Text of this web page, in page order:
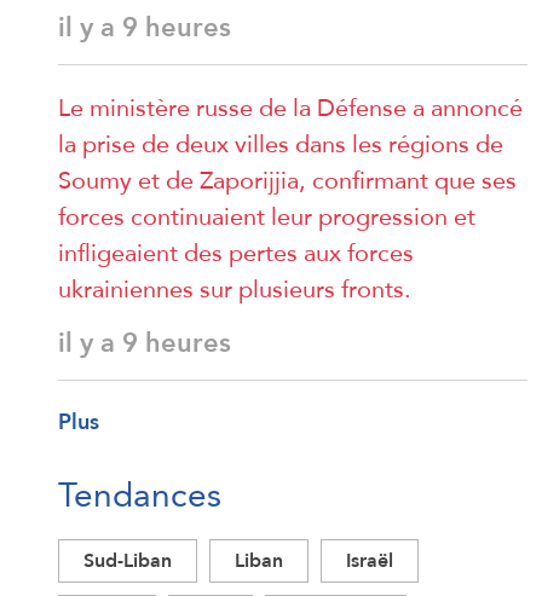
il y a 9 heures
Le ministère russe de la Défense a annoncé
la prise de deux villes dans les régions de
Soumy et de Zaporijjia, confirmant que ses
forces continuaient leur progression et
infligeaient des pertes aux forces
ukrainiennes sur plusieurs fronts.
il y a 9 heures
Plus
Tendances
Sud-Liban Liban
Israël